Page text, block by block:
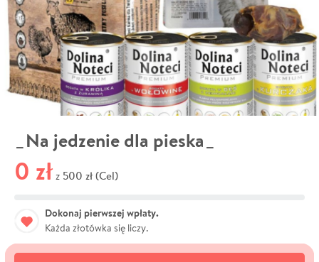
_Na jedzenie dla pieska_
0 zł z 500 zł (Cel)
Dokonaj pierwszej wpłaty.
Każda złotówka się liczy.